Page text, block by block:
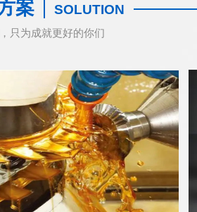
案 SOLUTION
只为成就更好的你们